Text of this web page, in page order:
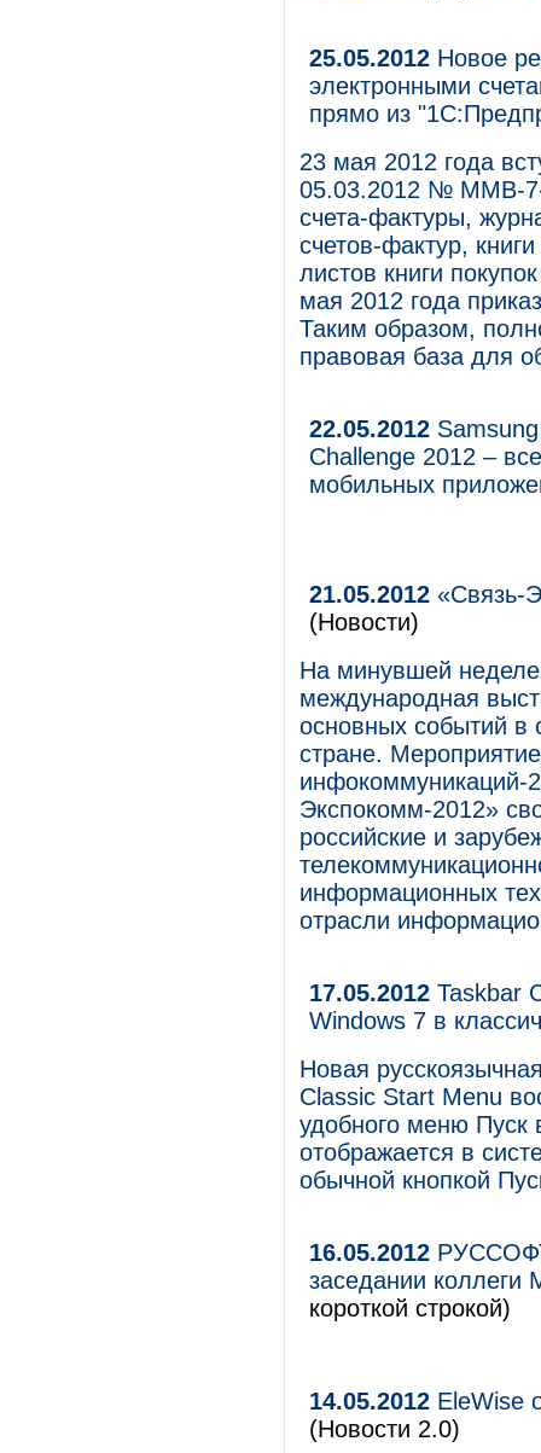
25.05.2012 Новое
электронными
прямо из
23 мая 2012 года
05.03.2012 № ММВ-
счета-фактуры,
счетов-фактур,
листов книги
мая 2012 года
Таким образом,
правовая база для
22.05.2012
Challenge 2012 –
мобильных
21.05.2012 «Связь-
(Новости)
На минувшей
международная
основных событий
стране.
инфокоммуникаций-
Экспокомм-2012»
российские и
информационных
отрасли
17.05.2012 Taskbar
Windows 7 в
Новая
Classic Start Menu
удобного меню Пуск
отображается в
обычной кнопкой
16.05.2012
заседании коллеги
короткой строкой)
14.05.2012 EleWise
(Новости 2.0)